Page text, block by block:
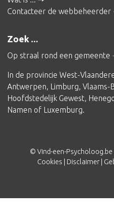
Contacteer de webbeheerder
Zoek ...
Op straal rond een gemeente
In de provincie West-
Antwerpen, Limburg, Vlaams-
Hoofdstedelijk Gewest,
Namen of Luxemburg.
© Vind-een-Psycholoog.be
Cookies
Disclaimer